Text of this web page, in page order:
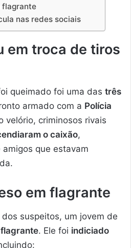
flagrante
nas redes sociais
em troca de tiros
queimado foi uma das três
armado com a Polícia
velório, criminosos rivais
o caixão,
que estavam
em flagrante
suspeitos, um jovem de
. Ele foi indiciado